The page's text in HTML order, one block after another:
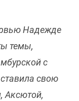
Надежде
темы,
с
свою
Аксютой,